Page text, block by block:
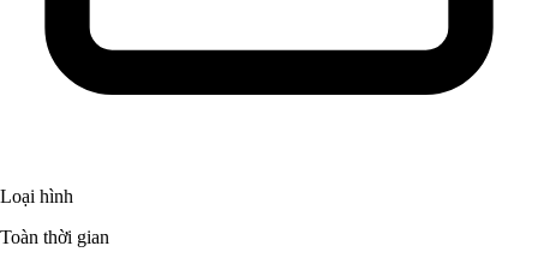
Loại hình
Toàn thời gian